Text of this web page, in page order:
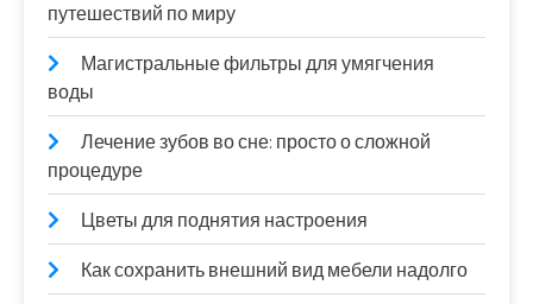
путешествий по миру
Магистральные фильтры для умягчения
воды
Лечение зубов во сне: просто о сложной
процедуре
Цветы для поднятия настроения
Как сохранить внешний вид мебели надолго